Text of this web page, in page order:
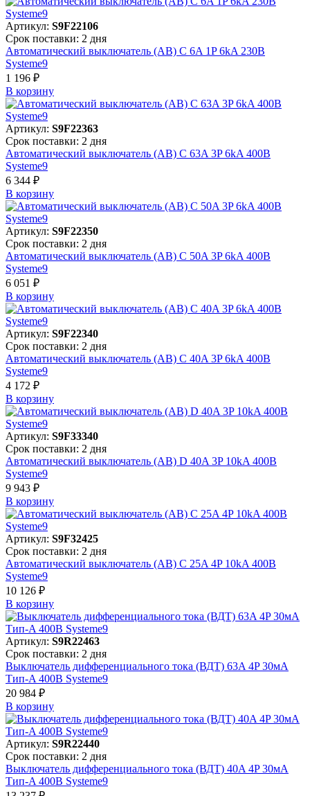
Артикул: S9F22106
Срок поставки: 2 дня
Автоматический выключатель (АВ) C 6A 1P 6kA 230В
Systeme9
1 196 ₽
В корзинy
Артикул: S9F22363
Срок поставки: 2 дня
Автоматический выключатель (АВ) C 63A 3P 6kA 400В
Systeme9
6 344 ₽
В корзинy
Артикул: S9F22350
Срок поставки: 2 дня
Автоматический выключатель (АВ) C 50A 3P 6kA 400В
Systeme9
6 051 ₽
В корзинy
Артикул: S9F22340
Срок поставки: 2 дня
Автоматический выключатель (АВ) C 40A 3P 6kA 400В
Systeme9
4 172 ₽
В корзинy
Артикул: S9F33340
Срок поставки: 2 дня
Автоматический выключатель (АВ) D 40A 3P 10kA 400В
Systeme9
9 943 ₽
В корзинy
Артикул: S9F32425
Срок поставки: 2 дня
Автоматический выключатель (АВ) C 25A 4P 10kA 400В
Systeme9
10 126 ₽
В корзинy
Артикул: S9R22463
Срок поставки: 2 дня
Выключатель дифференциального тока (ВДТ) 63A 4P 30мА
Тип-A 400В Systeme9
20 984 ₽
В корзинy
Артикул: S9R22440
Срок поставки: 2 дня
Выключатель дифференциального тока (ВДТ) 40A 4P 30мА
Тип-A 400В Systeme9